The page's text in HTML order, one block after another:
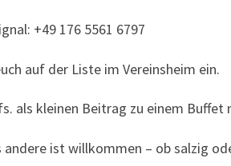
+49 176 5561 6797
auf der Liste im Vereinsheim ein.
als kleinen Beitrag zu einem
ist willkommen – ob salzig